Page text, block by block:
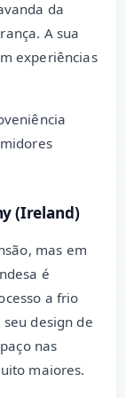
da
A sua
experiências
(Ireland)
mas em
é
a frio
design de
nas
maiores.